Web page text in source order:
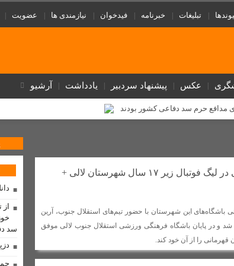
تبلیغات خبرنامه فیدخوان نیازمندی ها عضویت
عکس پیشنهاد سردبیر یادداشت آرشیو
مدافع حرم سد دفاعی کشور بودند
تنگه هرمز یک امتیاز راهبردی برای ایران است / اربعین نمایشگاه بی
آشکار کرد + عکس بهسازی شبکه در روستای لالی با نصب تیربرق
مذاکره با آمریکا «کار بیهوده» و «اشتباه» است/ راه نجات
موازی‌کاری در دستگاه‌های فرهنگی تابستانی داغ با
فیزیکدانان و حل بزرگ‌ترین معمای
قهرمانی استقلال جنوب لالی در لیگ فوتبال زیر ۱۷ سال شهرستان لالی +
زیر ۱۷ سال قهرمانی باشگاه‌های این شهرستان با حضور تیم‌های استقلال جنوب، آرین
شد و در پایان باشگاه فرهنگی ورزشی استقلال جنوب لالی موفق
را از آن خود کند.
سد